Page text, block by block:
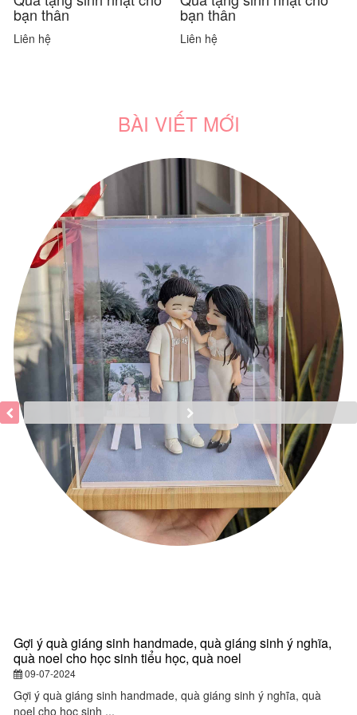
bạn thân
Liên hệ
bạn thân
Liên hệ
BÀI VIẾT MỚI
Gợi ý quà giáng sinh handmade, quà giáng sinh ý nghĩa,
quà noel cho học sinh tiểu học, quà noel
09-07-2024
Gợi ý quà giáng sinh handmade, quà giáng sinh ý nghĩa, quà
noel cho học sinh ...